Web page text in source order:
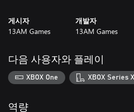
게시자
13AM Games
개발자
13AM Games
다음 사용자와 플레이
XBOX One XBOX Series
역량